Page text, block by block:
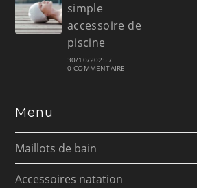
simple
accessoire de
piscine
30/10/2025 /
0 COMMENTAIRE
Menu
Maillots de bain
Accessoires natation